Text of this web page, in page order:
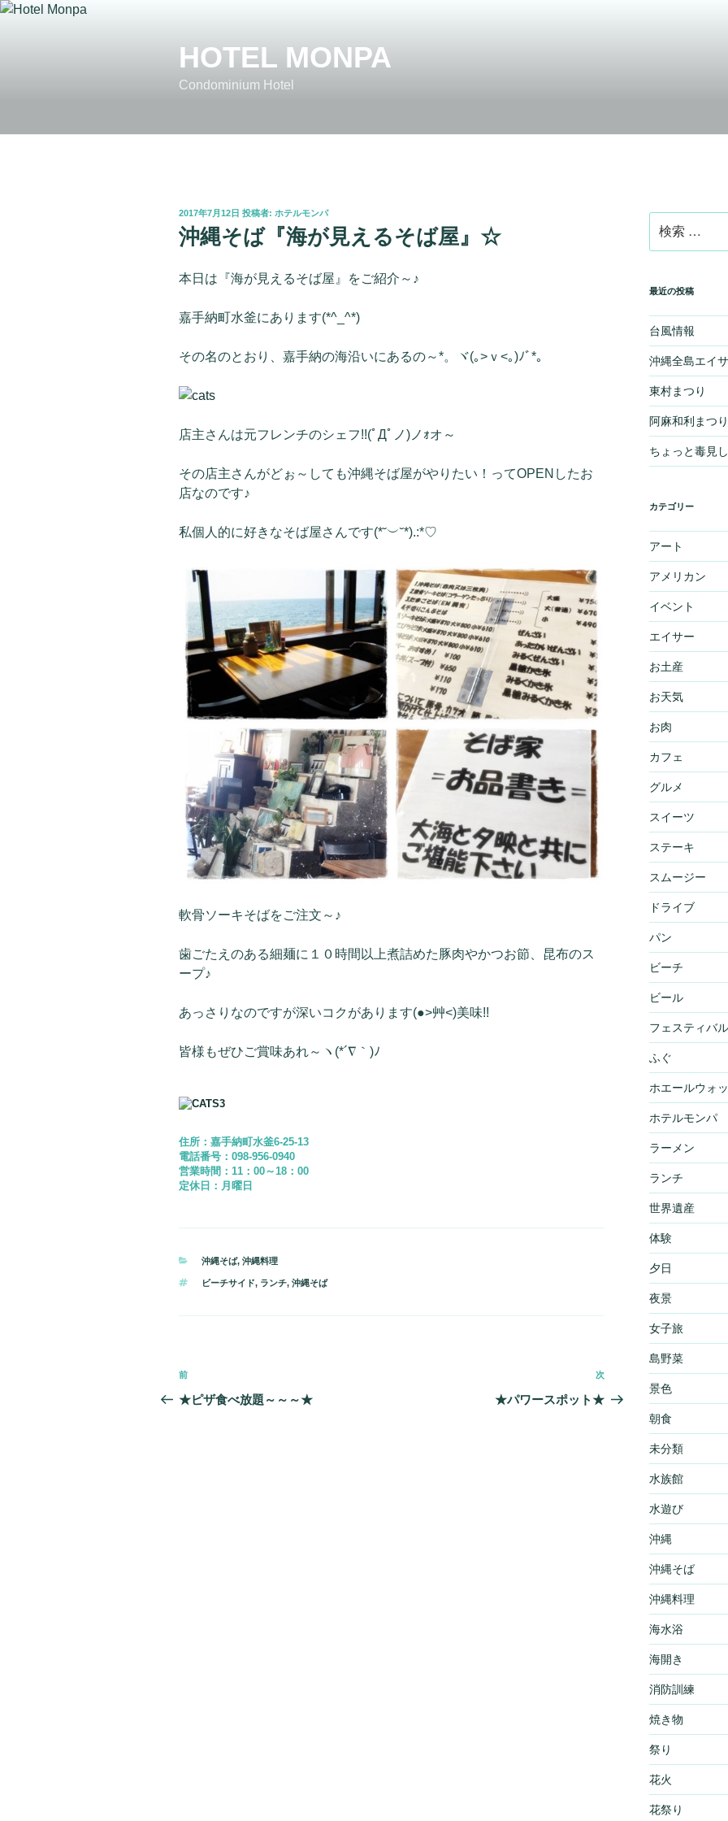
コ
HOTEL MONPA
Condominium Hotel
投
稿
日:
2017年7月12日 投稿者: ホテルモンパ
沖縄そば『海が見えるそば屋』☆
本日は『海が見えるそば屋』をご紹介～♪
嘉手納町水釜にあります(*^_^*)
その名のとおり、嘉手納の海沿いにあるの～*。ヾ(｡>ｖ<｡)ﾉﾞ*。
店主さんは元フレンチのシェフ!!(ﾟДﾟノ)ノｫオ～
その店主さんがどぉ～しても沖縄そば屋がやりたい！ってOPENしたお
店なのです♪
私個人的に好きなそば屋さんです(*˘︶˘*).:*♡
軟骨ソーキそばをご注文～♪
歯ごたえのある細麺に１０時間以上煮詰めた豚肉やかつお節、昆布のス
ープ♪
あっさりなのですが深いコクがあります(●>艸<)美味!!
皆様もぜひご賞味あれ～ヽ(*´∇｀)ﾉ
住所：嘉手納町水釜6-25-13
電話番号：098-956-0940
営業時間：11：00～18：00
定休日：月曜日
カ
ゴ
沖縄そば, 沖縄料理
タ
ビーチサイド, ランチ, 沖縄そば
投
稿
過
去
前
★ピザ食べ放題～～～★
の
次
★パワースポット★
索:
最近の投稿
台風情報
沖縄全島エイ
東村まつり
阿麻和利まつり
ちょっと毒見
カテゴリー
アート
アメリカン
イベント
エイサー
お土産
お天気
お肉
カフェ
グルメ
スイーツ
ステーキ
スムージー
ドライブ
パン
ビーチ
ビール
フェスティバル
ふぐ
ホエールウォ
ホテルモンパ
ラーメン
ランチ
世界遺産
体験
夕日
夜景
女子旅
島野菜
景色
朝食
未分類
水族館
水遊び
沖縄
沖縄そば
沖縄料理
海水浴
海開き
消防訓練
焼き物
祭り
花火
花祭り